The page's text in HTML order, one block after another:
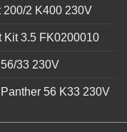
2 K400 230V
Kit 3.5 FK0200010
33 230V
56 K33 230V